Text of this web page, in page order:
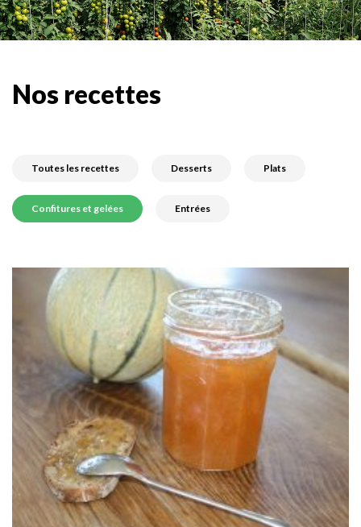
Nos recettes
Toutes les recettes Desserts Plats
Confitures et gelées Entrées